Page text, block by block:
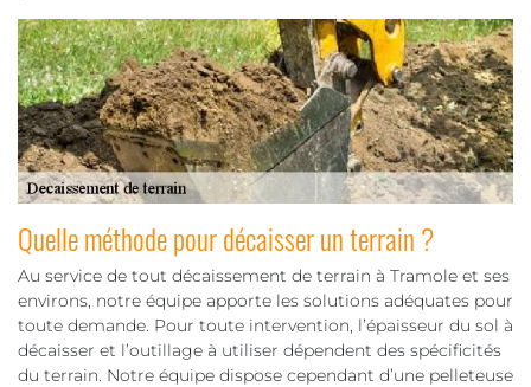
Quelle méthode pour décaisser un terrain ?
Au service de tout décaissement de terrain à Tramole et ses
environs, notre équipe apporte les solutions adéquates pour
toute demande. Pour toute intervention, l’épaisseur du sol à
décaisser et l’outillage à utiliser dépendent des spécificités
du terrain. Notre équipe dispose cependant d’une pelleteuse